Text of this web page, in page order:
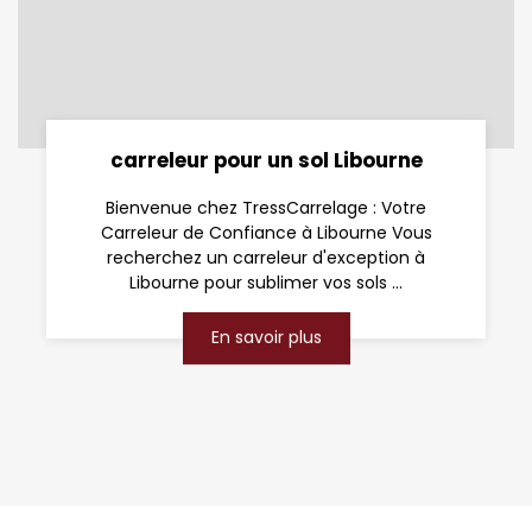
carreleur pour un sol Libourne
Bienvenue chez TressCarrelage : Votre
Carreleur de Confiance à Libourne Vous
recherchez un carreleur d'exception à
Libourne pour sublimer vos sols ...
En savoir plus